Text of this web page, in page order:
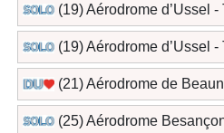
(19) Aérodrome d’Ussel
(19) Aérodrome d’Ussel
(21) Aérodrome de
(25) Aérodrome